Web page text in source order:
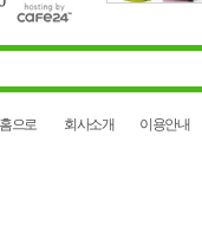
홈으로 회사소개 이용안내